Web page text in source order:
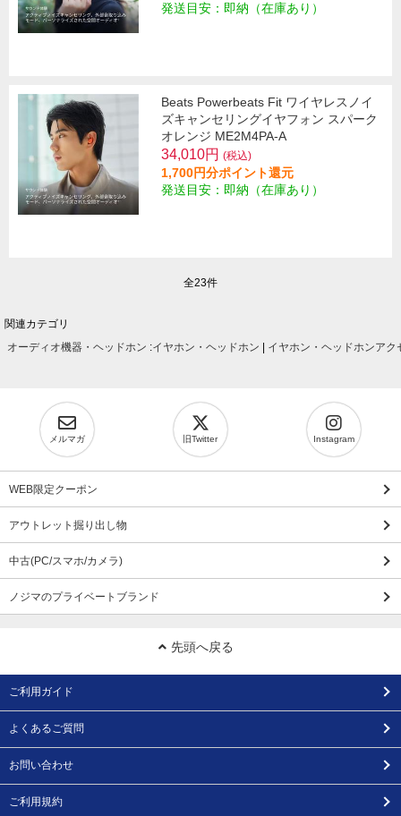
発送目安：即納（在庫あり）
Beats Powerbeats Fit ワイヤレスノイ
ズキャンセリングイヤフォン スパーク
オレンジ ME2M4PA-A
34,010円 (税込)
1,700円分ポイント還元
発送目安：即納（在庫あり）
全23件
関連カテゴリ
オーディオ機器・ヘッドホン :イヤホン・ヘッドホン イヤホン・ヘッドホンアク
メルマガ 旧Twitter Instagram
WEB限定クーポン
アウトレット掘り出し物
中古(PC/スマホ/カメラ)
ノジマのプライベートブランド
先頭へ戻る
ご利用ガイド
よくあるご質問
お問い合わせ
ご利用規約